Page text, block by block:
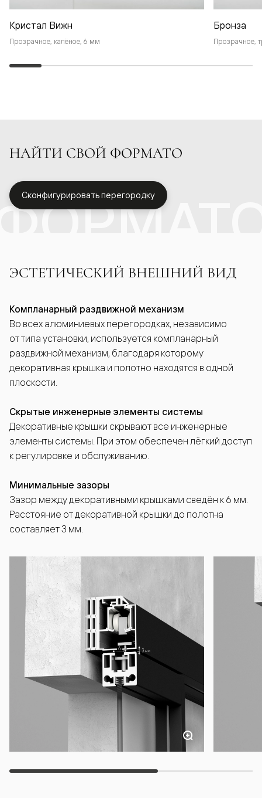
Кристал Вижн
Прозрачное, калёное, 6 мм
Бронза
Прозрачное,
НАЙТИ СВОЙ ФОРМАТО
Сконфигурировать перегородку
ЭСТЕТИЧЕСКИЙ ВНЕШНИЙ ВИД
Компланарный раздвижной механизм
Во всех алюминиевых перегородках, независимо
от типа установки, используется компланарный
раздвижной механизм, благодаря которому
декоративная крышка и полотно находятся в одной
плоскости.
Скрытые инженерные элементы системы
Декоративные крышки скрывают все инженерные
элементы системы. При этом обеспечен лёгкий доступ
к регулировке и обслуживанию.
Минимальные зазоры
Зазор между декоративными крышками сведён к 6 мм.
Расстояние от декоративной крышки до полотна
составляет 3 мм.